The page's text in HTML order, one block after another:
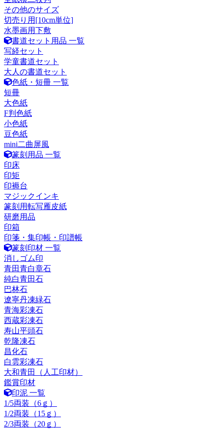
その他のサイズ
切売り用[10cm単位]
水墨画用下敷
書道セット用品 一覧
写経セット
学童書道セット
大人の書道セット
色紙・短冊 一覧
短冊
大色紙
F判色紙
小色紙
豆色紙
mini二曲屏風
篆刻用品 一覧
印床
印矩
印褥台
マジックインキ
篆刻用転写雁皮紙
研磨用品
印箱
印箋・集印帳・印譜帳
篆刻印材 一覧
消しゴム印
青田青白章石
純白青田石
巴林石
遼寧丹凍緑石
青海彩凍石
西蔵彩凍石
寿山平頭石
乾隆凍石
昌化石
白雲彩凍石
大和青田（人工印材）
鑑賞印材
印泥 一覧
1/5両装（6ｇ）
1/2両装（15ｇ）
2/3両装（20ｇ）